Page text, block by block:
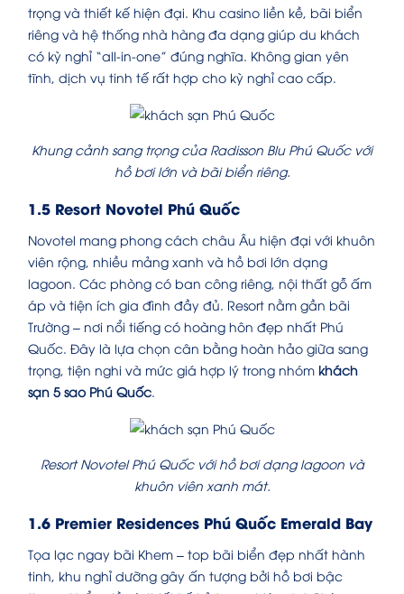
trọng và thiết kế hiện đại. Khu casino liền kề, bãi biển
riêng và hệ thống nhà hàng đa dạng giúp du khách
có kỳ nghỉ “all-in-one” đúng nghĩa. Không gian yên
tĩnh, dịch vụ tinh tế rất hợp cho kỳ nghỉ cao cấp.
Khung cảnh sang trọng của Radisson Blu Phú Quốc với
hồ bơi lớn và bãi biển riêng.
1.5 Resort Novotel Phú Quốc
Novotel mang phong cách châu Âu hiện đại với khuôn
viên rộng, nhiều mảng xanh và hồ bơi lớn dạng
lagoon. Các phòng có ban công riêng, nội thất gỗ ấm
áp và tiện ích gia đình đầy đủ. Resort nằm gần bãi
Trường – nơi nổi tiếng có hoàng hôn đẹp nhất Phú
Quốc. Đây là lựa chọn cân bằng hoàn hảo giữa sang
trọng, tiện nghi và mức giá hợp lý trong nhóm khách
sạn 5 sao Phú Quốc.
Resort Novotel Phú Quốc với hồ bơi dạng lagoon và
khuôn viên xanh mát.
1.6 Premier Residences Phú Quốc Emerald Bay
Tọa lạc ngay bãi Khem – top bãi biển đẹp nhất hành
tinh, khu nghỉ dưỡng gây ấn tượng bởi hồ bơi bậc